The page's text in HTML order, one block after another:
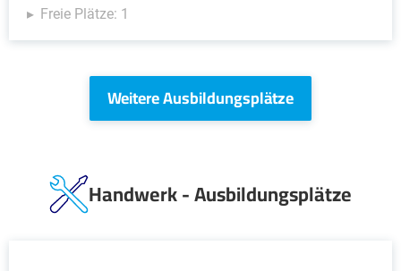
Freie Plätze: 1
Weitere Ausbildungsplätze
Handwerk - Ausbildungsplätze